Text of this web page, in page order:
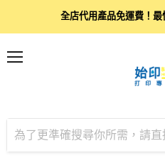
全店代用產品免運費！最